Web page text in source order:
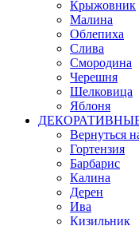
Крыжовник
Малина
Облепиха
Слива
Смородина
Черешня
Шелковица
Яблоня
Вернуться
Гортензия
Барбарис
Калина
Дерен
Ива
Кизильник